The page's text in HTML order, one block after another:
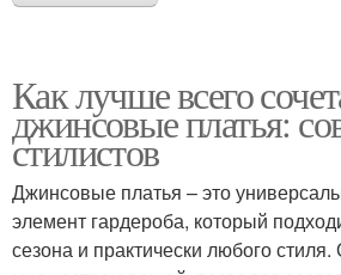
Как лучше всего
джинсовые платья:
стилистов
Джинсовые платья – это
элемент гардероба, который
сезона и практически любого